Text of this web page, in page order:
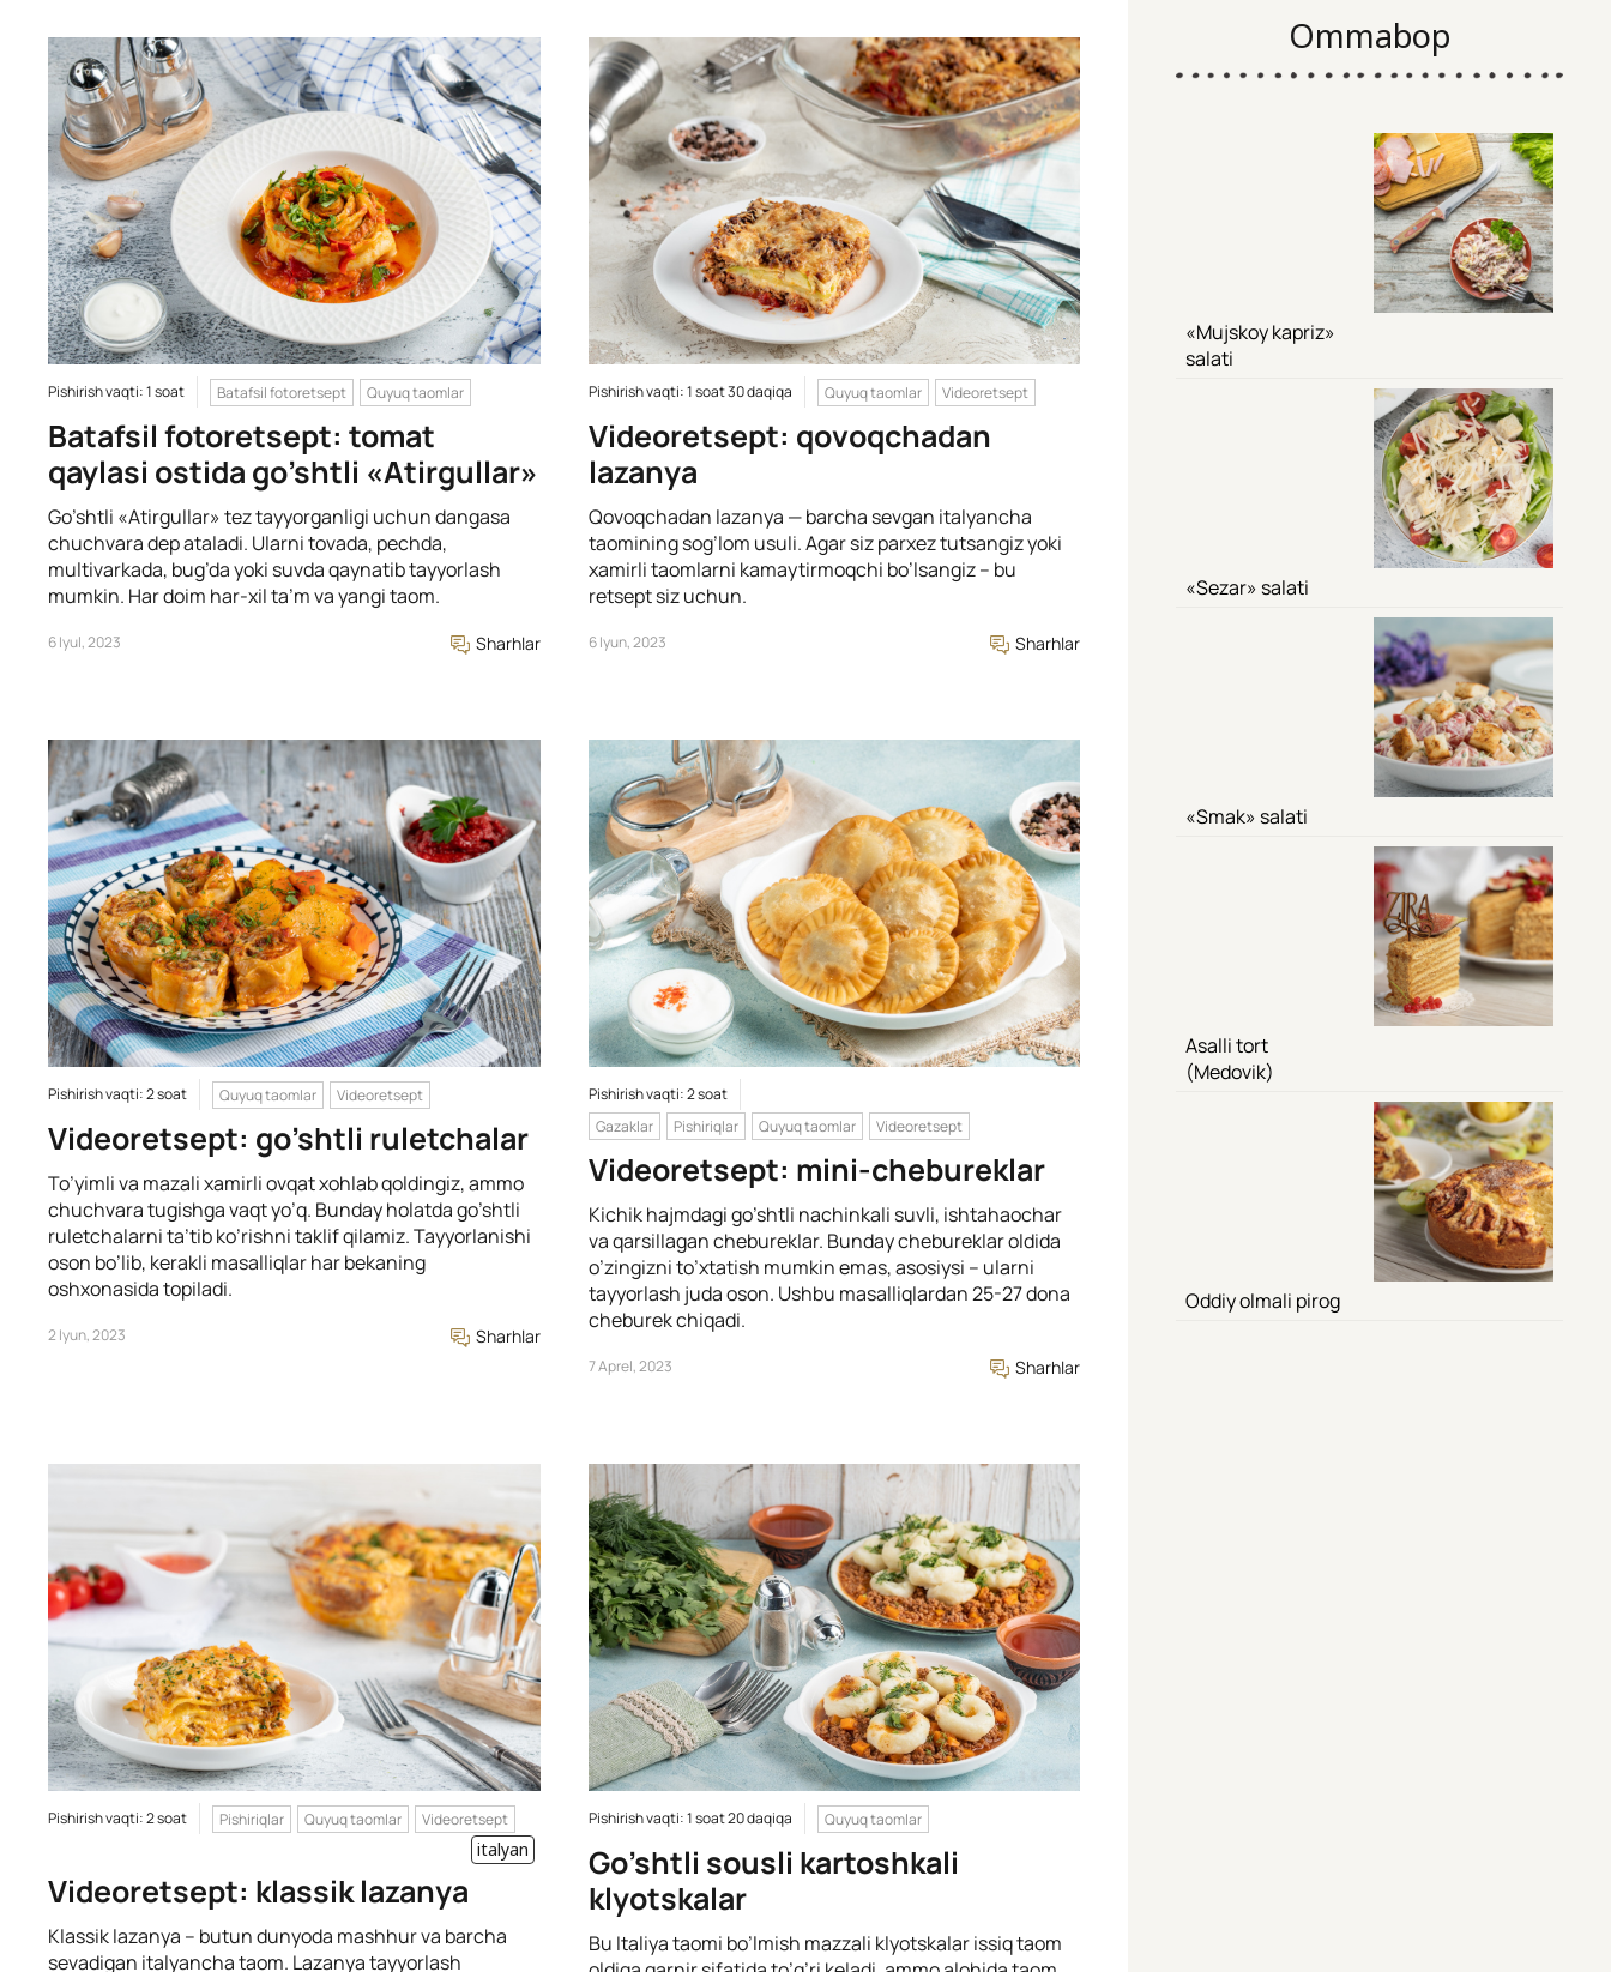
Pishirish vaqti: 1 soat Batafsil fotoretsept Quyuq taomlar
Batafsil fotoretsept: tomat
qaylasi ostida go’shtli «Atirgullar»
Go’shtli «Atirgullar» tez tayyorganligi uchun dangasa
chuchvara dep ataladi. Ularni tovada, pechda,
multivarkada, bug’da yoki suvda qaynatib tayyorlash
mumkin. Har doim har-xil ta’m va yangi taom.
6 Iyul, 2023 Sharhlar
Pishirish vaqti: 1 soat 30 daqiqa Quyuq taomlar Videoretsept
Videoretsept: qovoqchadan
lazanya
Qovoqchadan lazanya — barcha sevgan italyancha
taomining sog’lom usuli. Agar siz parxez tutsangiz yoki
xamirli taomlarni kamaytirmoqchi bo’lsangiz – bu
retsept siz uchun.
6 Iyun, 2023 Sharhlar
Pishirish vaqti: 2 soat Quyuq taomlar Videoretsept
Videoretsept: go’shtli ruletchalar
To’yimli va mazali xamirli ovqat xohlab qoldingiz, ammo
chuchvara tugishga vaqt yo’q. Bunday holatda go’shtli
ruletchalarni ta’tib ko’rishni taklif qilamiz. Tayyorlanishi
oson bo’lib, kerakli masalliqlar har bekaning
oshxonasida topiladi.
2 Iyun, 2023 Sharhlar
Pishirish vaqti: 2 soat
Gazaklar
Pishiriqlar Quyuq taomlar Videoretsept
Videoretsept: mini-chebureklar
Kichik hajmdagi go’shtli nachinkali suvli, ishtahaochar
va qarsillagan chebureklar. Bunday chebureklar oldida
o’zingizni to’xtatish mumkin emas, asosiysi – ularni
tayyorlash juda oson. Ushbu masalliqlardan 25-27 dona
cheburek chiqadi.
7 Aprel, 2023 Sharhlar
Pishirish vaqti: 2 soat Pishiriqlar Quyuq taomlar Videoretsept
italyan
Videoretsept: klassik lazanya
Klassik lazanya – butun dunyoda mashhur va barcha
sevadigan italyancha taom. Lazanya tayyorlash
Pishirish vaqti: 1 soat 20 daqiqa Quyuq taomlar
Go’shtli sousli kartoshkali
klyotskalar
Bu Italiya taomi bo’lmish mazzali klyotskalar issiq taom
Ommabop
«Mujskoy kapriz»
salati
«Sezar» salati
«Smak» salati
Asalli tort
(Medovik)
Oddiy olmali pirog